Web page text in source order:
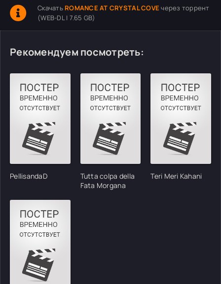
Скачать ROMANCE AT CRYSTAL COVE через торрент
(WEB-DL | 7.65 GB)
Рекомендуем посмотреть:
PellisandaD
Tutta colpa della
Fata Morgana
Teri Meri Kahani